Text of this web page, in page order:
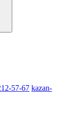
57-67 kazan-